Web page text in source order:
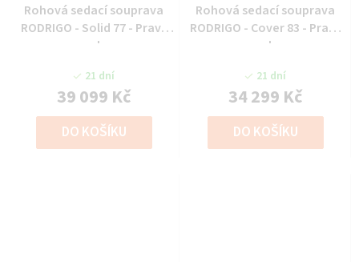
Rohová sedací souprava
RODRIGO - Solid 77 - Pravý
roh
21 dní
39 099 Kč
DO KOŠÍKU
Rohová sedací souprava
RODRIGO - Cover 83 - Pravý
roh
21 dní
34 299 Kč
DO KOŠÍKU